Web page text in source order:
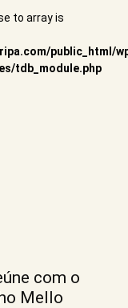
to array is
public_html/
tdb_module.php
com o
Mello